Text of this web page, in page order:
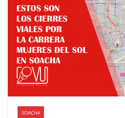
SOACHA